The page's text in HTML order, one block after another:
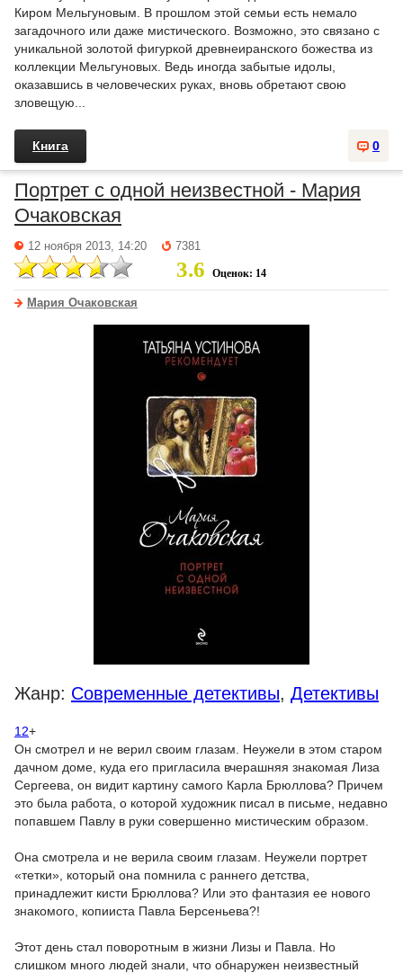
Киром Мельгуновым. В прошлом этой семьи есть немало
загадочного или даже мистического. Возможно, это связано с
уникальной золотой фигуркой древнеиранского божества из
коллекции Мельгуновых. Ведь иногда забытые идолы,
оказавшись в человеческих руках, вновь обретают свою
зловещую...
0
Книга
Портрет с одной неизвестной - Мария
Очаковская
12 ноября 2013, 14:20 7381
3.6 Оценок: 14
Мария Очаковская
Жанр: Современные детективы, Детективы
12+
Он смотрел и не верил своим глазам. Неужели в этом старом
дачном доме, куда его пригласила вчерашняя знакомая Лиза
Сергеева, он видит картину самого Карла Брюллова? Причем
это была работа, о которой художник писал в письме, недавно
попавшем Павлу в руки совершенно мистическим образом.
Она смотрела и не верила своим глазам. Неужели портрет
«тетки», который она помнила с раннего детства,
принадлежит кисти Брюллова? Или это фантазия ее нового
знакомого, копииста Павла Берсеньева?!
Этот день стал поворотным в жизни Лизы и Павла. Но
слишком много людей знали, что обнаружен неизвестный